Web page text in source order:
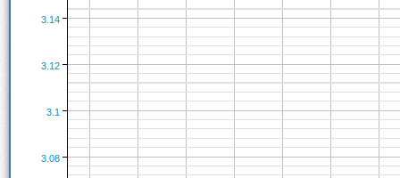
3.1
3.08
3.12
3.14